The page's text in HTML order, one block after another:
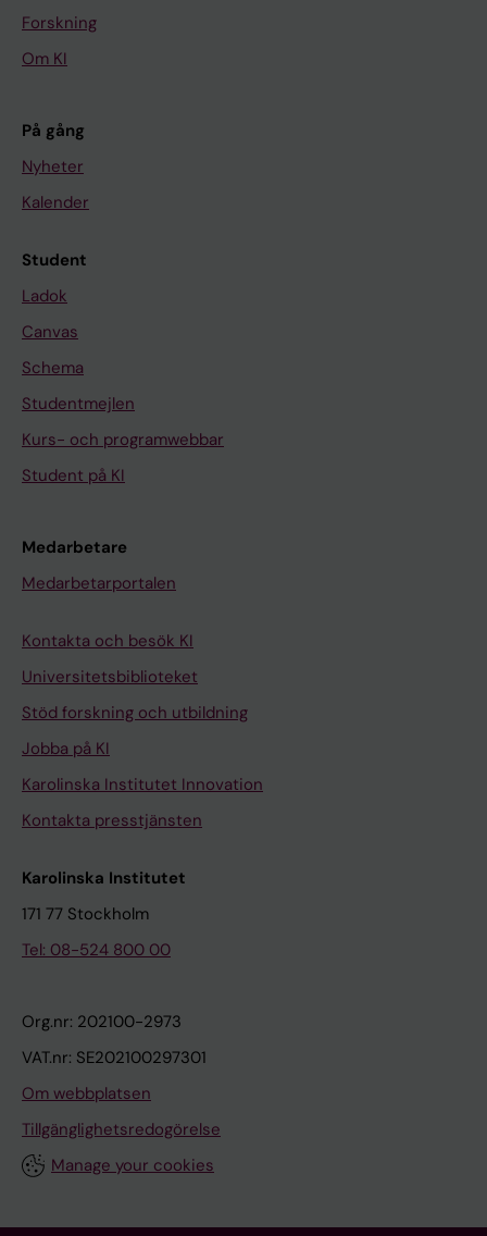
Forskning
Om KI
På gång
Nyheter
Kalender
Student
Ladok
Canvas
Schema
Studentmejlen
Kurs- och programwebbar
Student på KI
Medarbetare
Medarbetarportalen
Kontakta och besök KI
Universitetsbiblioteket
Stöd forskning och utbildning
Jobba på KI
Karolinska Institutet Innovation
Kontakta presstjänsten
Karolinska Institutet
171 77 Stockholm
Tel: 08-524 800 00
Org.nr: 202100-2973
VAT.nr: SE202100297301
Om webbplatsen
Tillgänglighetsredogörelse
Manage your cookies